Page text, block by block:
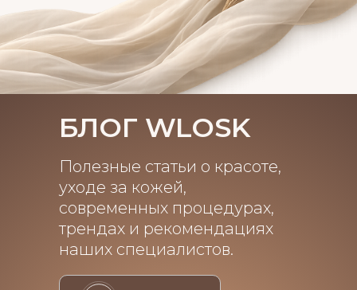
Полезные статьи о красоте,
уходе за кожей,
современных процедурах,
трендах и рекомендациях
наших специалистов.
БЛОГ WLOSK